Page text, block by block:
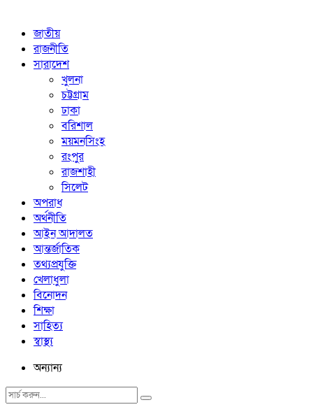
জাতীয়
রাজনীতি
সারাদেশ
খুলনা
চট্টগ্রাম
ঢাকা
বরিশাল
ময়মনসিংহ
রংপুর
রাজশাহী
সিলেট
অপরাধ
অর্থনীতি
আইন আদালত
আন্তর্জাতিক
তথ্যপ্রযুক্তি
খেলাধুলা
বিনোদন
শিক্ষা
সাহিত্য
স্বাস্থ্য
অন্যান্য